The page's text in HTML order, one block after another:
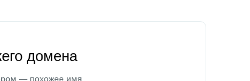
домена
— похожее имя